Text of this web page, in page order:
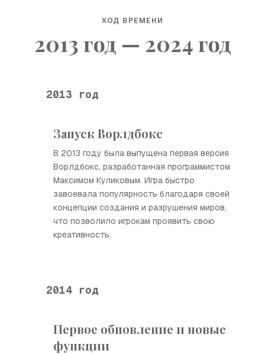
ХОД ВРЕМЕНИ
2013 год — 2024 год
2013 год
Запуск Ворлдбокс
В 2013 году была выпущена первая версия
Ворлдбокс, разработанная программистом
Максимом Куликовым. Игра быстро
завоевала популярность благодаря своей
концепции создания и разрушения миров,
что позволило игрокам проявить свою
креативность.
2014 год
Первое обновление и новые
функции